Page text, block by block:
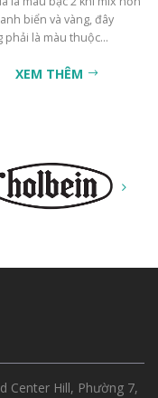
biển và vàng, đây
phải là màu thuộc...
XEM THÊM
Center Hill, Phường 7,